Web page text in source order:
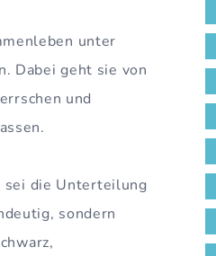
unter
Dabei geht sie von
und
sei die Unterteilung
sondern